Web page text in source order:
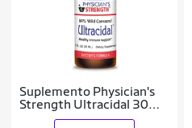
Suplemento Physician's
Strength Ultracidal 30mL
de óleo de orégano